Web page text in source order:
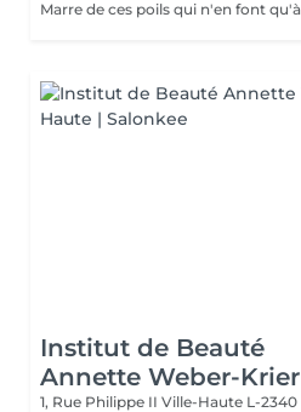
Institut de Beauté
Annette Weber-Krier
1, Rue Philippe II Ville-Haute L-2340